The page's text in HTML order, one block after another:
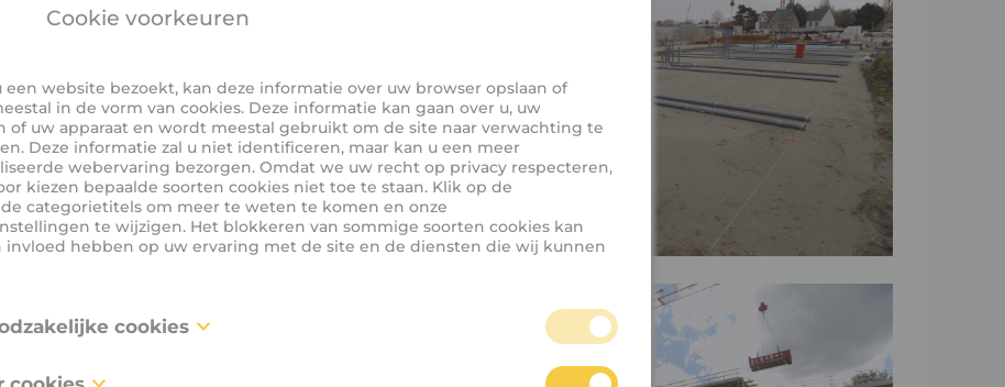
Cookie voorkeuren
een website bezoekt, kan deze informatie over uw browser opslaan of
in de vorm van cookies. Deze informatie kan gaan over u, uw
of uw apparaat en wordt meestal gebruikt om de site naar verwachting te
Deze informatie zal u niet identificeren, maar kan u een meer
webervaring bezorgen. Omdat we uw recht op privacy respecteren,
kiezen bepaalde soorten cookies niet toe te staan. Klik op de
categorietitels om meer te weten te komen en onze
te wijzigen. Het blokkeren van sommige soorten cookies kan
invloed hebben op uw ervaring met de site en de diensten die wij kunnen
cookies
zijn noodzakelijk voor het functioneren van de website en kunnen niet